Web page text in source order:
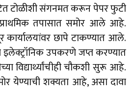
टोळीशी संगनमत करून पेपर फुटी
तपासात समोर आले आहे.
कार्यालयांवर छापे टाकण्यात आले.
उपकरणे जप्त करण्यात
विद्यार्थ्यांचीही चौकशी सुरू आहे.
येण्याची शक्यता आहे, असा दावा